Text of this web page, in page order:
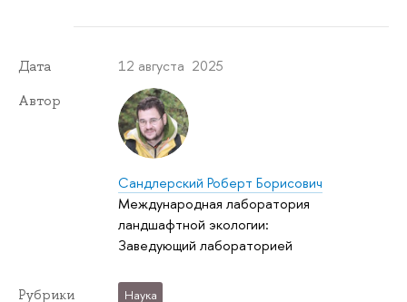
Дата 12 августа 2025
Автор
Сандлерский Роберт Борисович
Международная лаборатория
ландшафтной экологии:
Заведующий лабораторией
Рубрики Наука